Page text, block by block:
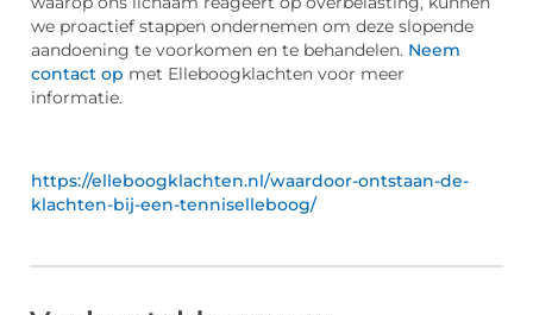
we proactief stappen ondernemen om deze slopende
aandoening te voorkomen en te behandelen. Neem
contact op met Elleboogklachten voor meer
informatie.
https://elleboogklachten.nl/waardoor-ontstaan-de-
klachten-bij-een-tenniselleboog/